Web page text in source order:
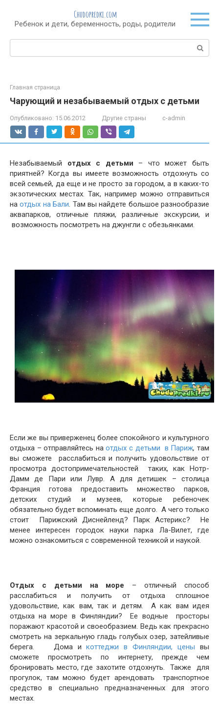
контенту
Chudopredki.com
Ребенок и дети, беременность, роды, родители
Поиск:
Главная страница
Чарующий и незабываемый отдых с детьми
Опубликовано: 15.06.2012 Другие страны c-admin
Незабываемый отдых с детьми – что может быть
приятней? Когда вы имеете возможность отдохнуть со
всей семьей, да еще и не просто за городом, а в каких-то
экзотических местах. Так, например можно отправиться
наотдых на Бали. Там вы найдете большое разнообразие
аквапарков, отличные пляжи, различные экскурсии, и
возможность посмотреть на джунгли с обезьянками.
Если же вы приверженец более спокойного и культурного
отдыха – отправляйтесь наотдых с детьми в Париж,там
вы сможете расслабиться и получить удовольствие от
просмотра достопримечательностей таких, как Нотр-
Дамм де Пари или Лувр. А для детишек – столица
Франция готова предоставить множество парков,
детских студий и музеев, которые ребеночек
обязательно будет вспоминать еще долго. А чего только
стоит Парижский Диснейленд? Парк Астерикс? Не
менее интересен городок науки парка Ла-Вилет, где
можно ознакомиться с современной техникой и наукой.
Отдых с детьми на море – отличный способ
расслабиться и получить от отдыха сплошное
удовольствие, как вам, так и детям. А как вам идея
отдыха на море в Финляндии? Ее водные просторы
поражают красотой и своеобразием. Ведь как прекрасно
смотреть на зеркальную гладь голубых озер, затейливые
берега. Дома икоттеджи в Финляндии, цены вы
сможете просмотреть по интернету, прежде чем
бронировать место, где захотите отдохнуть. Также для
прогулок, там можно будет арендовать транспортное
средство в специально предназначенных для этого
местах.